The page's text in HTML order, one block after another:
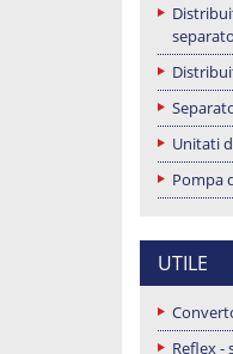
Unitati
Pompa
UTILE
Reflex -